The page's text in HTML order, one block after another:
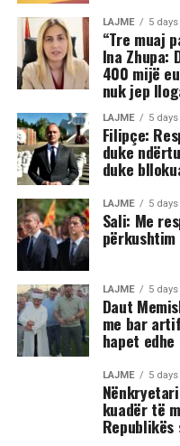
LAJME 5
“Tre muaj
Ina Zhupa:
400 mijë
nuk jep
LAJME 5
Filipçe:
duke
duke
LAJME 5
Sali: Me
LAJME 5
Daut
me bar
hapet
LAJME 5
kuadër të
Republikës